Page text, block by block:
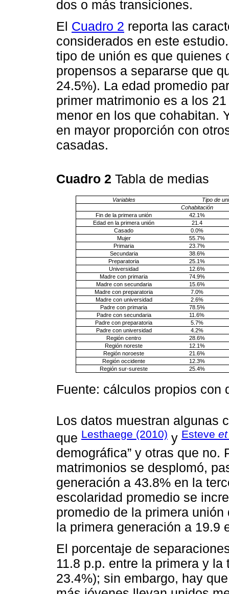
dos o más transiciones.
El Cuadro 2 reporta las
considerados en este
tipo de unión es que quienes
propensos a separarse que
24.5%). La edad promedio
primer matrimonio es a los
menor en los que cohabitan.
en mayor proporción con
casadas.
Cuadro 2 Tabla de medias
Variables
Tipo de
Cohabitación
Fin de la primera unión
42.1%
Edad en la primera unión
21.4
Casado
0.0%
Mujer
55.7%
Primaria
23.7%
Secundaria
38.6%
Preparatoria
25.1%
Universidad
12.6%
Madre con primaria
74.9%
Madre con secundaria
15.6%
Madre con preparatoria
7.0%
Madre con universidad
2.6%
Padre con primaria
78.5%
Padre con secundaria
11.6%
Padre con preparatoria
5.7%
Padre con universidad
4.2%
Región centro
28.6%
Región noreste
12.1%
Región noroeste
21.6%
Región occidente
12.3%
Región sur-sureste
25.4%
Fuente: cálculos propios con
Los datos muestran algunas
que Lesthaege (2010) y Esteve
demográfica” y otras que no.
matrimonios se desplomó,
generación a 43.8% en la
escolaridad promedio se
promedio de la primera
la primera generación a 19.9
El porcentaje de
11.8 p.p. entre la primera y
23.4%); sin embargo, hay